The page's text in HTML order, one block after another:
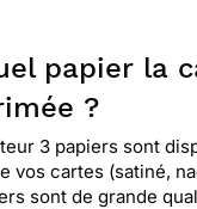
09/2015 : La feuille
assorties est
tel message de
papier la
?
3 papiers sont
vos cartes (satiné,
sont de grande